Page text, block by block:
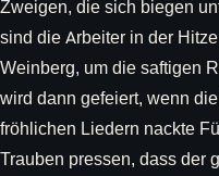
Zweigen, die sich biegen
sind die Arbeiter in der
Weinberg, um die saftigen
wird dann gefeiert, wenn
fröhlichen Liedern nackte
Trauben pressen, dass der